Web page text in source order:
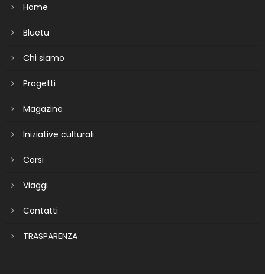
Home
Bluetu
Chi siamo
Progetti
Magazine
Iniziative culturali
Corsi
Viaggi
Contatti
TRASPARENZA